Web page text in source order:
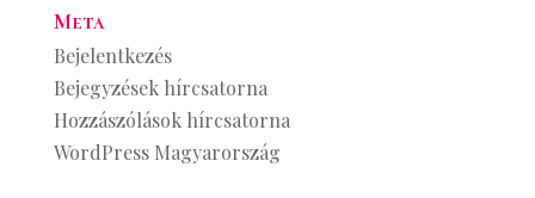
Meta
Bejelentkezés
Bejegyzések hírcsatorna
Hozzászólások hírcsatorna
WordPress Magyarország